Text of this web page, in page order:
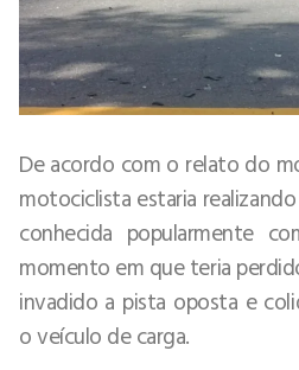
De acordo com o relato do
motociclista estaria
conhecida popularmente
momento em que teria
invadido a pista oposta e
o veículo de carga.